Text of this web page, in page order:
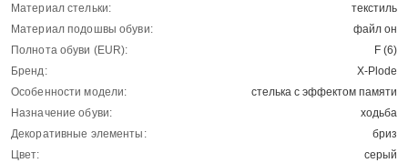
Материал стельки:
текстиль
Материал подошвы обуви:
файл он
Полнота обуви (EUR):
F (6)
Бренд:
X-Plode
Особенности модели:
стелька с эффектом памяти
Назначение обуви:
ходьба
Декоративные элементы:
бриз
Цвет:
серый